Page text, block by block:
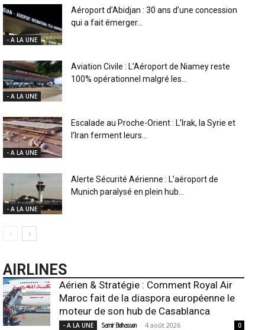
- A LA UNE
Aéroport d’Abidjan : 30 ans d’une concession
qui a fait émerger...
- A LA UNE
Aviation Civile : L’Aéroport de Niamey reste
100% opérationnel malgré les...
- A LA UNE
Escalade au Proche-Orient : L’Irak, la Syrie et
l’Iran ferment leurs...
- A LA UNE
Alerte Sécurité Aérienne : L’aéroport de
Munich paralysé en plein hub...
AIRLINES
Aérien & Stratégie : Comment Royal Air
Maroc fait de la diaspora européenne le
moteur de son hub de Casablanca
- A LA UNE Samir Belhassen - 4 août 2026 0